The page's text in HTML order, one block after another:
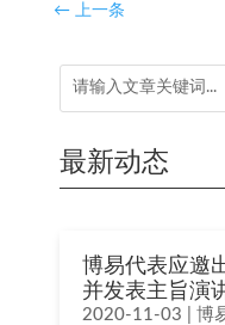
← 上一条
最新动态
博易代表应邀
并发表主旨演
2020-11-03 博